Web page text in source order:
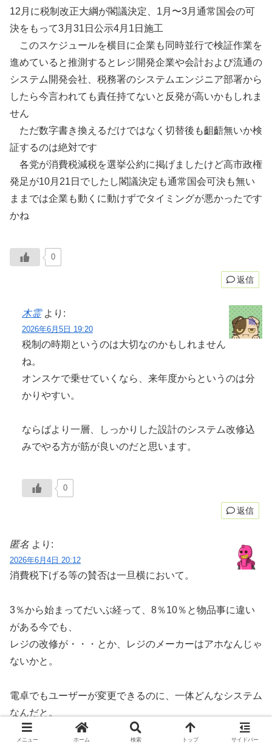
12月に税制改正大綱が閣議決定、1月〜3月通常国会の可
決をもって3月31日公示4月1日施工
このスケジュールを横目に企業も同時並行で検証作業を
進めていると推測するとレジ開発企業や会計および流通の
システム開発会社、税務署のシステムエンジニア部署から
したら今言われても責任持てないと反発が高いかもしれま
せん
ただ数字書き換えるだけではなく切替後も齟齬無いか検
証するのは絶対です
各党が消費税減税を選挙公約に掲げましたけど高市政権
発足が10月21日でしたし閣議決定も通常国会可決も無い
ままでは企業も動くに動けずでタイミングが悪かったです
かね
0
返信
木霊 より:
2026年6月5日 19:20
税制の時期というのは大切なのかもしれません
ね。
オンスケで乗せていくなら、来年度からというのは分
かりやすい。
ならばより一層、しっかりした設計のシステム改修込
みでやる方が筋が良いのだと思います。
0
返信
匿名 より:
2026年6月4日 20:12
消費税下げる等の賛否は一旦横において。
3％から始まってだいぶ経って、8％10％と物品事に違い
がある今でも、
レジの改修が・・・とか、レジのメーカーはアホなんじゃ
ないかと。
電卓でもユーザーが変更できるのに、一体どんなシステム
なんだと。
（もちろんユーザーの誤設定の危険はあるので、それ相応
メニュー ホーム 検索 トップ サイドバー